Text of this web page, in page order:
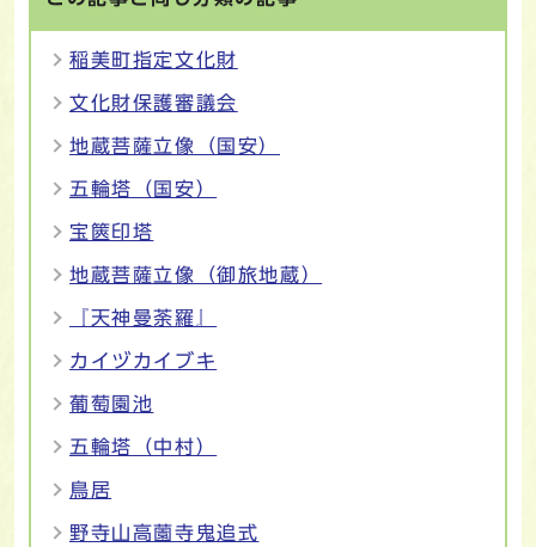
稲美町指定文化財
文化財保護審議会
地蔵菩薩立像（国安）
五輪塔（国安）
宝篋印塔
地蔵菩薩立像（御旅地蔵）
『天神曼荼羅』
カイヅカイブキ
葡萄園池
五輪塔（中村）
鳥居
野寺山高薗寺鬼追式